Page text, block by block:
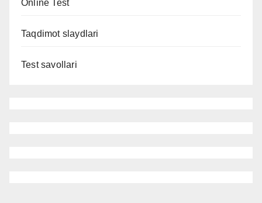
Online Test
Taqdimot slaydlari
Test savollari